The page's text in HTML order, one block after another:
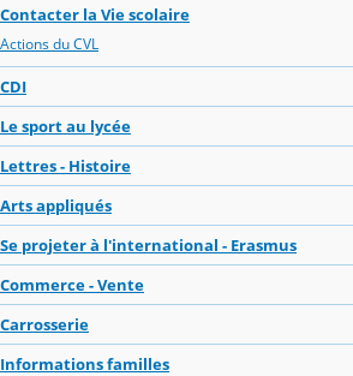
Contacter la Vie scolaire
Actions du CVL
CDI
Le sport au lycée
Lettres - Histoire
Arts appliqués
Se projeter à l'international - Erasmus
Commerce - Vente
Carrosserie
Informations familles